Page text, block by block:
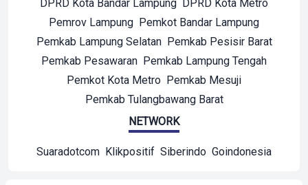
DPRD Kota Bandar Lampung DPRD Kota Metro
Pemrov Lampung Pemkot Bandar Lampung
Pemkab Lampung Selatan Pemkab Pesisir Barat
Pemkab Pesawaran Pemkab Lampung Tengah
Pemkot Kota Metro Pemkab Mesuji
Pemkab Tulangbawang Barat
NETWORK
Suaradotcom Klikpositif Siberindo Goindonesia